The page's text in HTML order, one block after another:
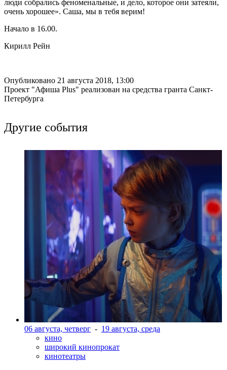
люди собрались феноменальные, и дело, которое они затеяли,
очень хорошее». Саша, мы в тебя верим!
Начало в 16.00.
Кирилл Рейн
Опубликовано 21 августа 2018, 13:00
Проект "Афиша Plus" реализован на средства гранта Санкт-
Петербурга
Другие события
06 августа, четверг - 19 августа, среда
кино
широкий кинопрокат
кинотеатры